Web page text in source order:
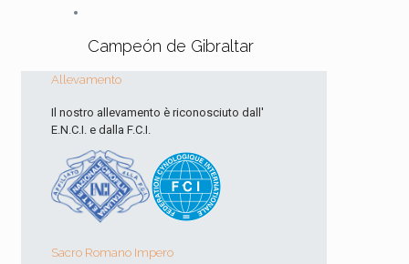
Campeón de Gibraltar
Allevamento
Il nostro allevamento è riconosciuto dall'
E.N.C.I. e dalla F.C.I.
Sacro Romano Impero